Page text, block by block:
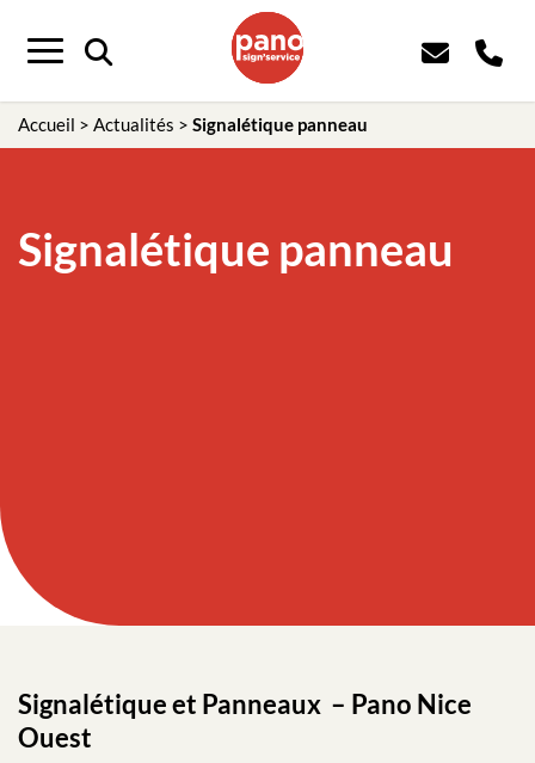
Menu
Accueil > Actualités > Signalétique panneau
Signalétique panneau
Signalétique et Panneaux – Pano Nice
Ouest
Panneau de gestion des cookies